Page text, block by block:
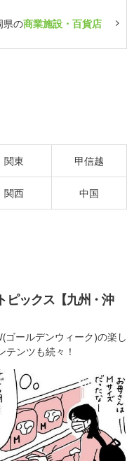
県の商業施設・百貨店
関東 甲信越
関西 中国
ピックス【九州・沖
ゴールデンウィーク)の楽し
ンツも続々！